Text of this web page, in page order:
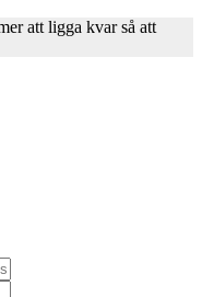
att ligga kvar så att